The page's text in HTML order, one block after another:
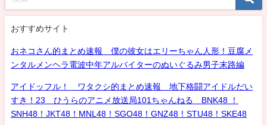
おすすめサイト
おネコさん的まとめ速報 僕の彼女はエリーちゃん人形！豆腐メ
ンタルメンヘラ電波中年アルバイターのぬいぐるみ男子末路編
アイドッフル！ ワタクシ的まとめ速報 地下格闘アイドルだい
すき！23 ひうらのアニメ放送局101ちゃんねる BNK48 ！
SNH48！JKT48！MNL48！SGO48！GNZ48！STU48！SKE48